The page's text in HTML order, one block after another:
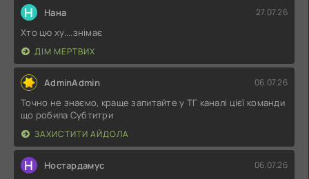
Н Нана 27.07.26
Хто цю ху....знімає
ДІМ МЕРТВИХ
AdminAdmin 06.07.26
Точно не знаємо, краще запитайте у ТГ каналі цієї команди
що робила Субтитри
ЗАХИСТИТИ АЙДОЛА
Н Ностардамус 06.07.26